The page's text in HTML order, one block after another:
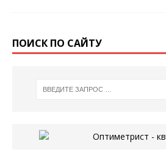
ПОИСК ПО САЙТУ